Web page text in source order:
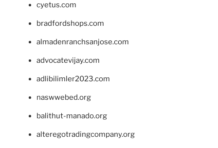
cyetus.com
bradfordshops.com
almadenranchsanjose.com
advocatevijay.com
adlibilimler2023.com
naswwebed.org
balithut-manado.org
alteregotradingcompany.org